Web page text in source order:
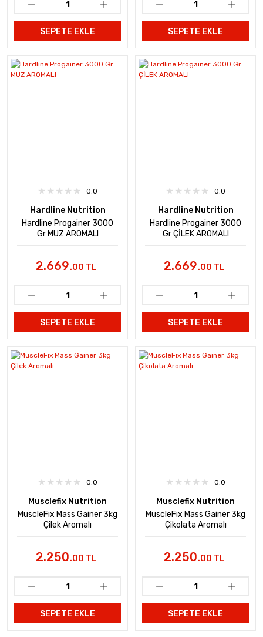
SEPETE EKLE SEPETE EKLE
0.0
Hardline Nutrition
Hardline Progainer 3000
Gr MUZ AROMALI
2.669.00 TL
SEPETE EKLE
0.0
Hardline Nutrition
Hardline Progainer 3000
Gr ÇİLEK AROMALI
2.669.00 TL
SEPETE EKLE
0.0
Musclefix Nutrition
MuscleFix Mass Gainer 3kg
Çilek Aromalı
2.250.00 TL
SEPETE EKLE
0.0
Musclefix Nutrition
MuscleFix Mass Gainer 3kg
Çikolata Aromalı
2.250.00 TL
SEPETE EKLE